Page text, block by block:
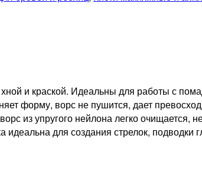
и краской. Идеальны для работы с
форму, ворс не пушится, дает
из упругого нейлона легко
для создания стрелок,